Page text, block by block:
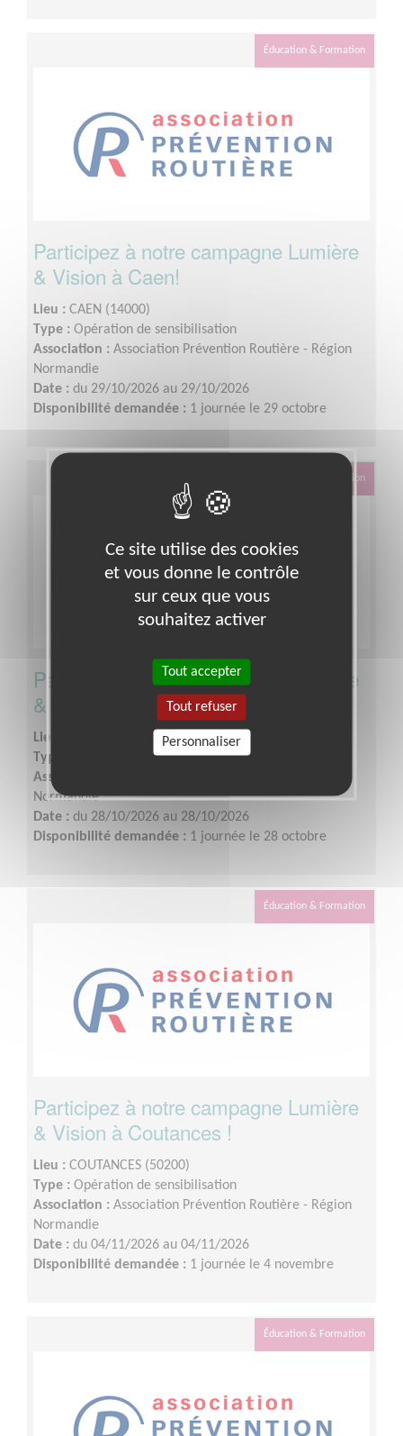
Éducation & Formation
Participez à notre campagne Lumière
& Vision à Caen!
Lieu : CAEN (14000)
Type : Opération de sensibilisation
Association : Association Prévention Routière - Région
Normandie
Date : du 29/10/2026 au 29/10/2026
Disponibilité demandée : 1 journée le 29 octobre
Éducation & Formation
Participez à notre campagne Lumière
& Vision à Val de Reuil!
Lieu :
VAL DE REUIL (27100)
Type :
Opération de sensibilisation
Association :
Normandie
Date : du 28/10/2026 au 28/10/2026
Disponibilité demandée : 1 journée le 28 octobre
Éducation & Formation
Participez à notre campagne Lumière
& Vision à Coutances !
Lieu : COUTANCES (50200)
Type : Opération de sensibilisation
Association : Association Prévention Routière - Région
Normandie
Date : du 04/11/2026 au 04/11/2026
Disponibilité demandée : 1 journée le 4 novembre
Éducation & Formation
Ce site utilise des cookies
et vous donne le contrôle
sur ceux que vous
souhaitez activer
Tout accepter
Tout refuser
Personnaliser